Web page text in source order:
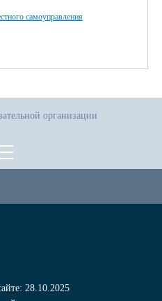
самоуправления
организации
28.10.2025